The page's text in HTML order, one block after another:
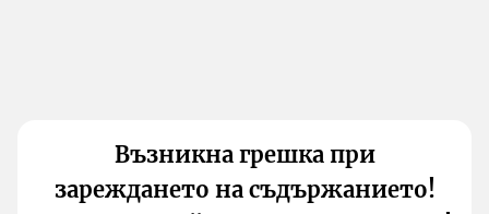
Възникна грешка при
зареждането на съдържанието!